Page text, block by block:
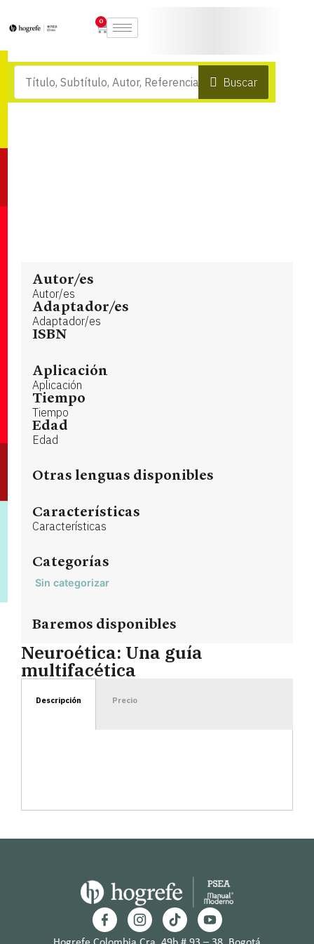
0
Buscar
Autor/es
Autor/es
Adaptador/es
Adaptador/es
ISBN
Aplicación
Aplicación
Tiempo
Tiempo
Edad
Edad
Otras lenguas disponibles
Características
Características
Categorías
Sin categorizar
Baremos disponibles
Neuroética: Una guía
multifacética
Descripción Precio